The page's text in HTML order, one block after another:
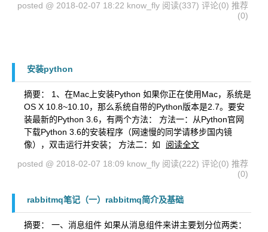
posted @ 2018-02-07 18:22 know_fly 阅读(337) 评论(0) 推荐
(0)
安装python
摘要： 1、在Mac上安装Python 如果你正在使用Mac，系统是
OS X 10.8~10.10，那么系统自带的Python版本是2.7。要安
装最新的Python 3.6，有两个方法： 方法一：从Python官网
下载Python 3.6的安装程序（网速慢的同学请移步国内镜
像），双击运行并安装； 方法二：如
阅读全文
posted @ 2018-02-07 18:09 know_fly 阅读(222) 评论(0) 推荐
(0)
rabbitmq笔记（一）rabbitmq简介及基础
摘要： 一、消息组件 如果从消息组件来讲主要划分位两类：